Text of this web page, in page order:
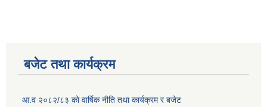
बजेट तथा कार्यक्रम
आ.व २०८२/८३ को वार्षिक नीति तथा कार्यक्रम र बजेट